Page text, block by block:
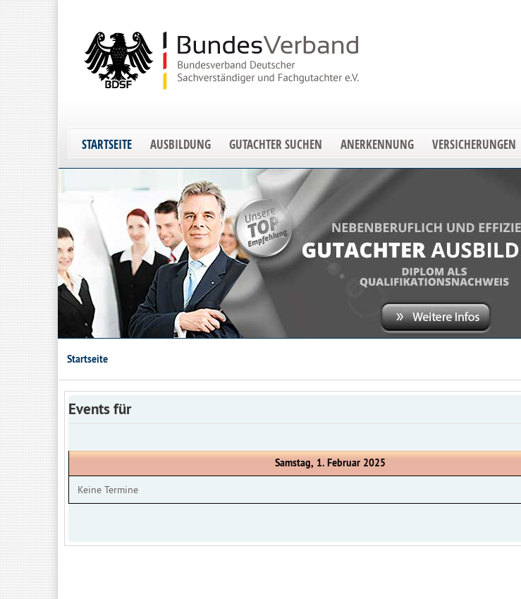
STARTSEITE AUSBILDUNG GUTACHTER SUCHEN ANERKENNUNG VERSICHERUNGEN
Startseite
Events für
Samstag, 1. Februar 2025
Keine Termine